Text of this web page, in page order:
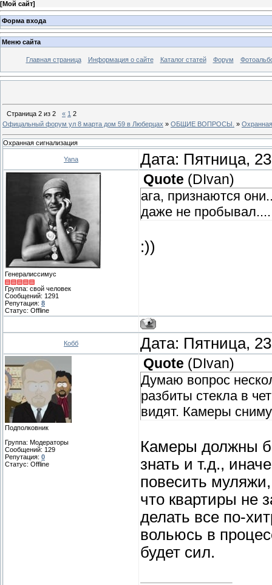
[Мой сайт]
Форма входа
Меню сайта
Главная страница Информация о сайте Каталог статей Форум
Страница 2 из 2 « 1 2
Офицальный форум ул 8 марта дом 59 в Люберцах » ОБЩИЕ ВОПРОСЫ. »
Охранная сигнализация
Yana Дата: Пятница,
Генералиссимус
Группа: свой человек
Сообщений: 1291
Репутация: 8
Статус: Offline
Quote ( DIvan)
ага, признаются
даже не пробывал....
:))
Кобб Дата: Пятница,
Подполковник
Группа: Модераторы
Сообщений: 129
Репутация: 0
Статус: Offline
Quote ( DIvan)
Думаю вопрос
разбиты стекла в
видят. Камеры
Камеры должны
знать и т.д.,
повесить
что квартиры не
делать все по-
вольюсь в
будет сил.